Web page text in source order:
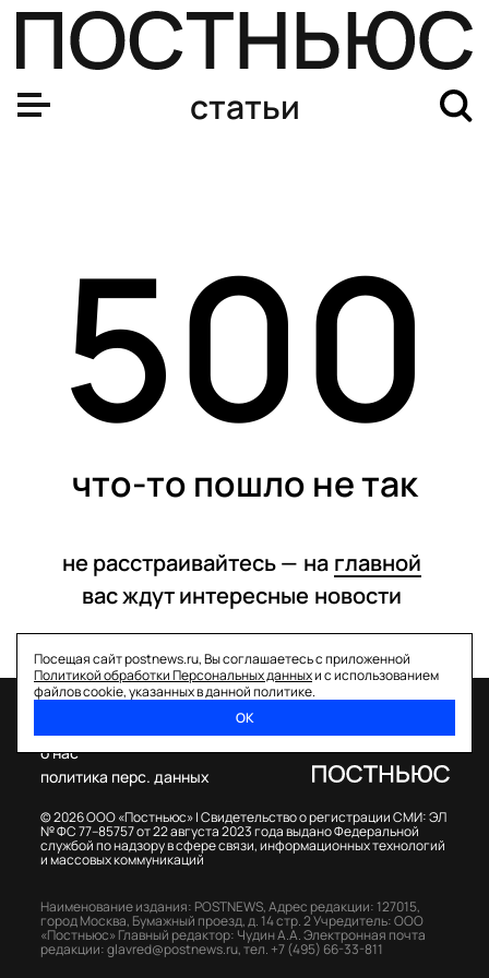
статьи
500
что-то пошло не так
не расстраивайтесь — на главной
вас ждут интересные новости
Посещая сайт postnews.ru, Вы соглашаетесь с приложенной
Политикой обработки Персональных данныхи с использованием
файлов cookie, указанных в данной политике.
ОК
© 2026 ООО «Постньюс» |Свидетельство о регистрации СМИ: ЭЛ
№ ФС 77–85757 от 22 августа 2023 года выдано Федеральной
службой по надзору в сфере связи, информационных технологий
и массовых коммуникаций
о нас
политика перс. данных
Наименование издания: POSTNEWS,Адрес редакции: 127015,
город Москва, Бумажный проезд, д. 14 стр. 2Учредитель: ООО
«Постньюс» Главный редактор: Чудин А.А.Электронная почта
редакции:glavred@postnews.ru,тел. +7 (495) 66-33-811
Польза или хайп: что такое суперфуд и как он влияет